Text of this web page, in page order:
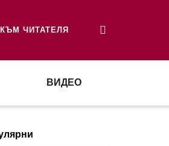
КЪМ ЧИТАТЕЛЯ
ВИДЕО